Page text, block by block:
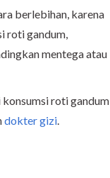
berlebihan, karena
roti gandum,
mentega atau
konsumsi roti gandum
dokter gizi.